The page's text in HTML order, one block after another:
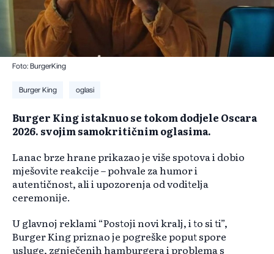
Foto: BurgerKing
Burger King oglasi
Burger King istaknuo se tokom dodjele Oscara
2026. svojim samokritičnim oglasima.
Lanac brze hrane prikazao je više spotova i dobio
mješovite reakcije – pohvale za humor i
autentičnost, ali i upozorenja od voditelja
ceremonije.
U glavnoj reklami “Postoji novi kralj, i to si ti”,
Burger King priznao je pogreške poput spore
usluge, zgnječenih hamburgera i problema s